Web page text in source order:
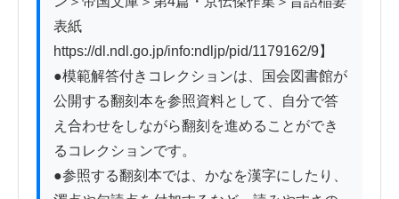
表紙
https://dl.ndl.go.jp/info:ndljp/pid/1179162/9】
●模範解答付きコレクションは、国会図書館が
公開する翻刻本を参照資料として、自分で答
え合わせをしながら翻刻を進めることができ
るコレクションです。
●参照する翻刻本では、かなを漢字にしたり、